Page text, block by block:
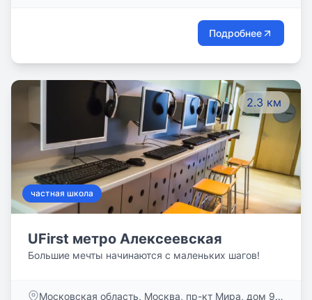
стандарту, гармонично интегрированы:
парциальные программы – являются частью
компонента; программы по формированию
критического мышления, эмоционального
интеллекта; программы по освоению основ
инженерно-технического творчества,
формированию функциональной грамотности
воспитанников и обучающихся.
Подробнее
2.3 км
частная школа
UFirst метро Алексеевская
Большие мечты начинаются с маленьких шагов!
Московская область, Москва, пр-кт Мира, дом 95,